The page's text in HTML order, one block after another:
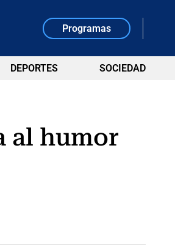
Programas
DEPORTES SOCIEDAD
al humor